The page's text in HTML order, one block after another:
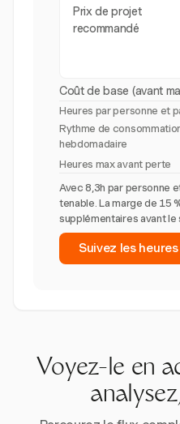
Prix de projet
recommandé
Coût de base (avant
Heures par personne et
Rythme de
hebdomadaire
Heures max avant perte
Avec 8,3h par personne
tenable. La marge de 15
supplémentaires avant le
Suivez les
Voyez-le en